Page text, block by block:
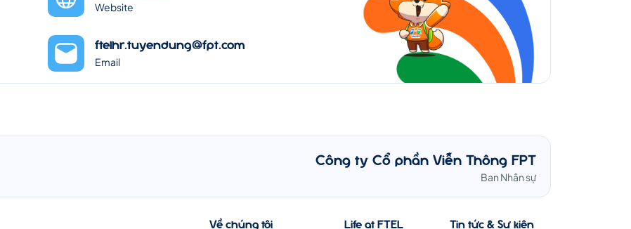
Website
ftelhr.tuyendung@fpt.com
Email
Công ty Cổ phần Viễn Thông FPT
Ban Nhân sự
Về chúng tôi Life at FTEL Tin tức & Sự kiện